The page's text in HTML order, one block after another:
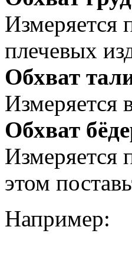
Измеряется
плечевых
Обхват
Измеряется
Обхват
Измеряется
этом
Например: